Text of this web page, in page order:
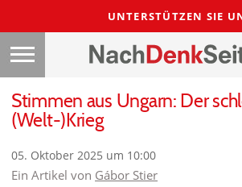
UNTERSTÜTZEN SIE
Stimmen aus Ungarn: Der
(Welt-)Krieg
05. Oktober 2025 um 10:00
Ein Artikel von Gábor Stier